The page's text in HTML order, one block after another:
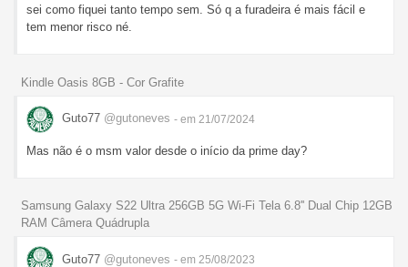
sei como fiquei tanto tempo sem. Só q a furadeira é mais fácil e
tem menor risco né.
Kindle Oasis 8GB - Cor Grafite
Guto77 @gutoneves - em 21/07/2024
Mas não é o msm valor desde o início da prime day?
Samsung Galaxy S22 Ultra 256GB 5G Wi-Fi Tela 6.8'' Dual Chip 12GB
RAM Câmera Quádrupla
Guto77 @gutoneves - em 25/08/2023